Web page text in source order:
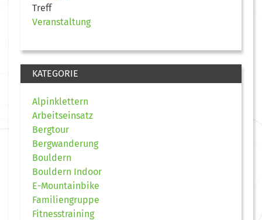
Treff
Veranstaltung
KATEGORIE
Alpinklettern
Arbeitseinsatz
Bergtour
Bergwanderung
Bouldern
Bouldern Indoor
E-Mountainbike
Familiengruppe
Fitnesstraining